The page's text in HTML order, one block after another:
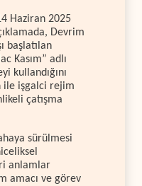
Haziran 2025
Devrim
başlatılan
Kasım” adlı
kullandığını
ile işgalci rejim
çatışma
sürülmesi
anlamlar
amacı ve görev